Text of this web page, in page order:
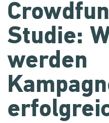
Studie:
werden